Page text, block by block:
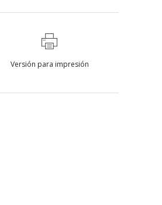
Versión para impresión